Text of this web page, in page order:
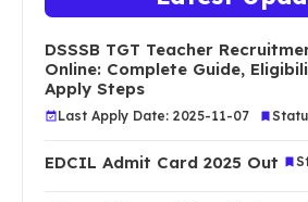
DSSSB TGT Teacher
Online: Complete Guide,
Apply Steps
Last Apply Date: 2025-11-07
EDCIL Admit Card 2025 Out